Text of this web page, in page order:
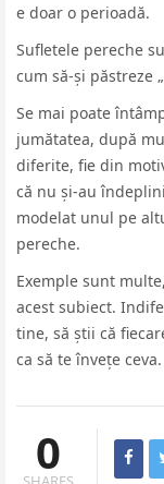
e doar o perioadă.
Sufletele pereche
cum să-și păstreze
Se mai poate
jumătatea, după
diferite, fie din
că nu și-au
modelat unul pe
pereche.
Exemple sunt
acest subiect.
tine, să știi că
ca să te învețe ceva.
0